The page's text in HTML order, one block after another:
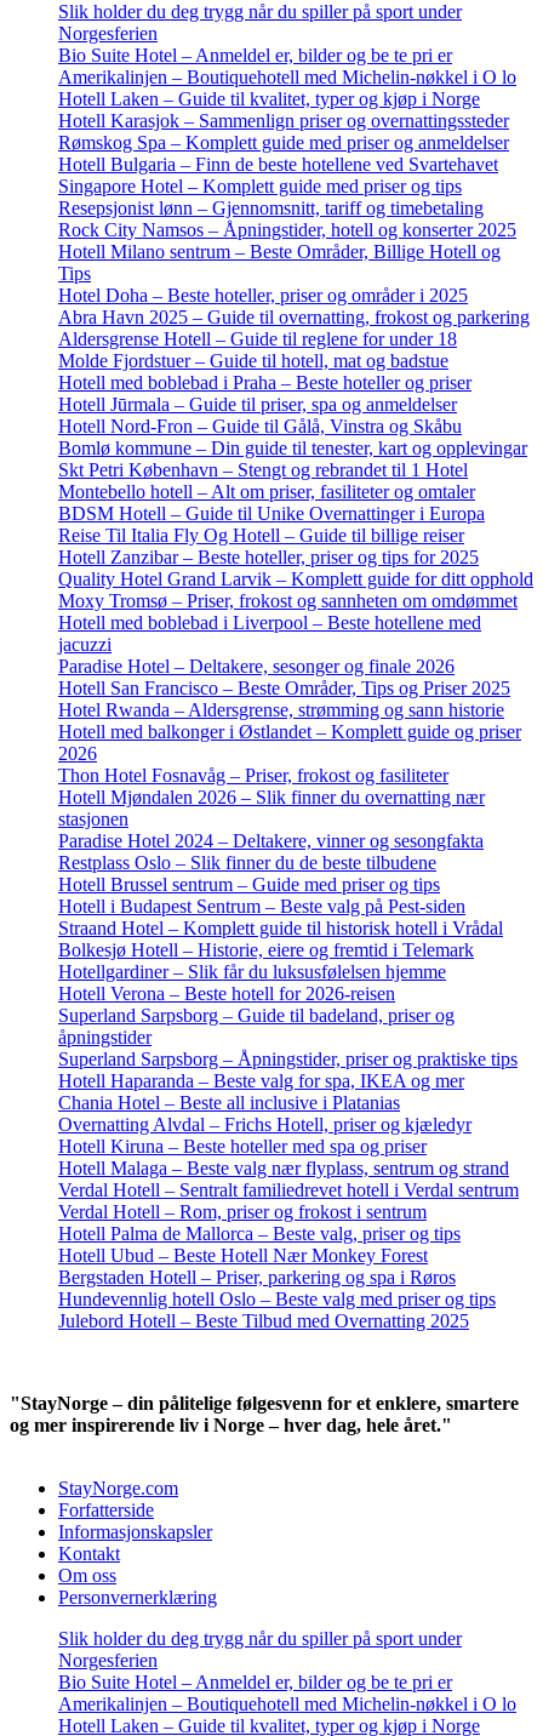
Slik holder du deg trygg når du spiller på sport under
Norgesferien
Bio Suite Hotel – Anmeldel er, bilder og be te pri er
Amerikalinjen – Boutiquehotell med Michelin-nøkkel i O lo
Hotell Laken – Guide til kvalitet, typer og kjøp i Norge
Hotell Karasjok – Sammenlign priser og overnattingssteder
Rømskog Spa – Komplett guide med priser og anmeldelser
Hotell Bulgaria – Finn de beste hotellene ved Svartehavet
Singapore Hotel – Komplett guide med priser og tips
Resepsjonist lønn – Gjennomsnitt, tariff og timebetaling
Rock City Namsos – Åpningstider, hotell og konserter 2025
Hotell Milano sentrum – Beste Områder, Billige Hotell og
Tips
Hotel Doha – Beste hoteller, priser og områder i 2025
Abra Havn 2025 – Guide til overnatting, frokost og parkering
Aldersgrense Hotell – Guide til reglene for under 18
Molde Fjordstuer – Guide til hotell, mat og badstue
Hotell med boblebad i Praha – Beste hoteller og priser
Hotell Jūrmala – Guide til priser, spa og anmeldelser
Hotell Nord-Fron – Guide til Gålå, Vinstra og Skåbu
Bomlø kommune – Din guide til tenester, kart og opplevingar
Skt Petri København – Stengt og rebrandet til 1 Hotel
Montebello hotell – Alt om priser, fasiliteter og omtaler
BDSM Hotell – Guide til Unike Overnattinger i Europa
Reise Til Italia Fly Og Hotell – Guide til billige reiser
Hotell Zanzibar – Beste hoteller, priser og tips for 2025
Quality Hotel Grand Larvik – Komplett guide for ditt opphold
Moxy Tromsø – Priser, frokost og sannheten om omdømmet
Hotell med boblebad i Liverpool – Beste hotellene med
jacuzzi
Paradise Hotel – Deltakere, sesonger og finale 2026
Hotell San Francisco – Beste Områder, Tips og Priser 2025
Hotel Rwanda – Aldersgrense, strømming og sann historie
Hotell med balkonger i Østlandet – Komplett guide og priser
2026
Thon Hotel Fosnavåg – Priser, frokost og fasiliteter
Hotell Mjøndalen 2026 – Slik finner du overnatting nær
stasjonen
Paradise Hotel 2024 – Deltakere, vinner og sesongfakta
Restplass Oslo – Slik finner du de beste tilbudene
Hotell Brussel sentrum – Guide med priser og tips
Hotell i Budapest Sentrum – Beste valg på Pest-siden
Straand Hotel – Komplett guide til historisk hotell i Vrådal
Bolkesjø Hotell – Historie, eiere og fremtid i Telemark
Hotellgardiner – Slik får du luksusfølelsen hjemme
Hotell Verona – Beste hotell for 2026-reisen
Superland Sarpsborg – Guide til badeland, priser og
åpningstider
Superland Sarpsborg – Åpningstider, priser og praktiske tips
Hotell Haparanda – Beste valg for spa, IKEA og mer
Chania Hotel – Beste all inclusive i Platanias
Overnatting Alvdal – Frichs Hotell, priser og kjæledyr
Hotell Kiruna – Beste hoteller med spa og priser
Hotell Malaga – Beste valg nær flyplass, sentrum og strand
Verdal Hotell – Sentralt familiedrevet hotell i Verdal sentrum
Verdal Hotell – Rom, priser og frokost i sentrum
Hotell Palma de Mallorca – Beste valg, priser og tips
Hotell Ubud – Beste Hotell Nær Monkey Forest
Bergstaden Hotell – Priser, parkering og spa i Røros
Hundevennlig hotell Oslo – Beste valg med priser og tips
Julebord Hotell – Beste Tilbud med Overnatting 2025
"StayNorge – din pålitelige følgesvenn for et enklere, smartere
og mer inspirerende liv i Norge – hver dag, hele året."
StayNorge.com
Forfatterside
Informasjonskapsler
Kontakt
Om oss
Personvernerklæring
Slik holder du deg trygg når du spiller på sport under
Norgesferien
Bio Suite Hotel – Anmeldel er, bilder og be te pri er
Amerikalinjen – Boutiquehotell med Michelin-nøkkel i O lo
Hotell Laken – Guide til kvalitet, typer og kjøp i Norge